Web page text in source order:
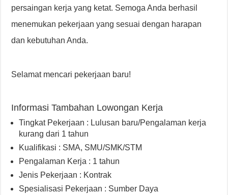
persaingan kerja yang ketat. Semoga Anda berhasil
menemukan pekerjaan yang sesuai dengan harapan
dan kebutuhan Anda.
Selamat mencari pekerjaan baru!
Informasi Tambahan Lowongan Kerja
Tingkat Pekerjaan : Lulusan baru/Pengalaman kerja
kurang dari 1 tahun
Kualifikasi : SMA, SMU/SMK/STM
Pengalaman Kerja : 1 tahun
Jenis Pekerjaan : Kontrak
Spesialisasi Pekerjaan : Sumber Daya